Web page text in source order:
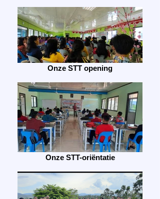
Onze STT opening
Onze STT-oriëntatie